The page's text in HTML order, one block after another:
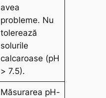
avea
probleme. Nu
tolerează
solurile
calcaroase (pH
> 7.5).
Măsurarea pH-